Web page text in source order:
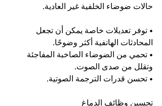
حالات ضوضاء الخلفية غير العادية.
• توفر تعديلات خاصة يمكن أن تجعل
المحادثات الهاتفية أكثر وضوحًا.
• تحمي من الضوضاء الصاخبة المفاجئة
وتقلل من صدى الصوت.
• تحسن قدرات الترجمة الصوتية.
تحسين وظائف الدماغ